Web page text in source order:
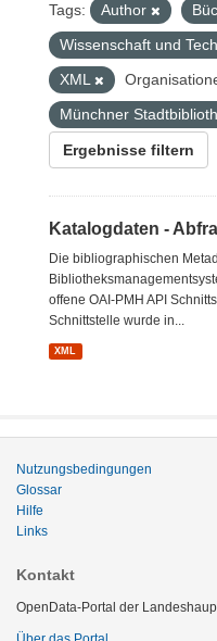
Tags: Author
Wissenschaft und
XML
Münchner
Ergebnisse filtern
Katalogdaten -
Die bibliographischen
offene OAI-PMH API
Schnittstelle wurde in...
XML
Nutzungsbedingungen
Glossar
Hilfe
Links
Kontakt
OpenData-Portal der